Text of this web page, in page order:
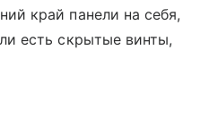
край панели на себя,
есть скрытые винты,